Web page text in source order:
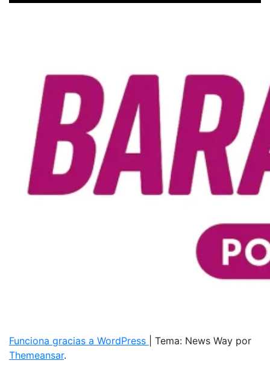
Funciona gracias a WordPress
Tema: News Way por
Themeansar.